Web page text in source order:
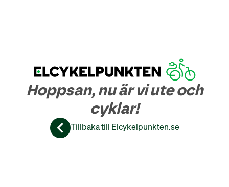
Hoppsan, nu är vi ute och
cyklar!
Tillbaka till Elcykelpunkten.se